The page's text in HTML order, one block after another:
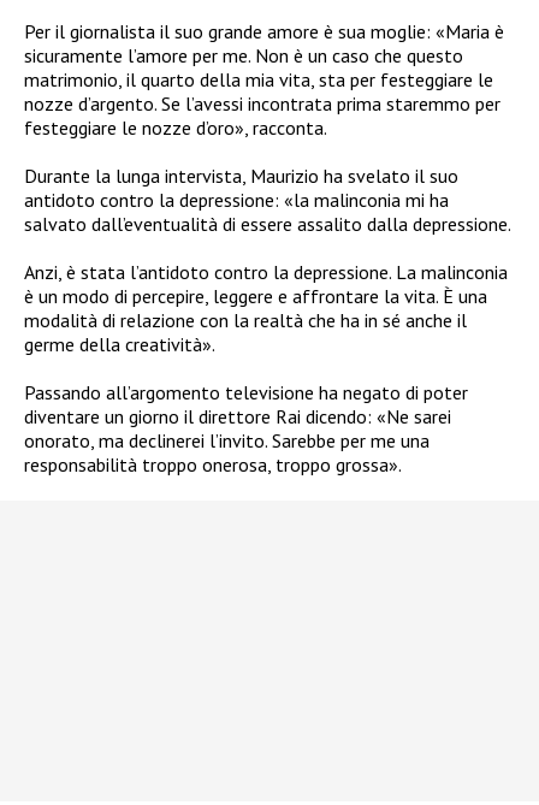
Per il giornalista il suo grande amore è sua moglie: «Maria è
sicuramente l’amore per me. Non è un caso che questo
matrimonio, il quarto della mia vita, sta per festeggiare le
nozze d’argento. Se l’avessi incontrata prima staremmo per
festeggiare le nozze d’oro», racconta.
Durante la lunga intervista, Maurizio ha svelato il suo
antidoto contro la depressione: «la malinconia mi ha
salvato dall’eventualità di essere assalito dalla depressione.
Anzi, è stata l’antidoto contro la depressione. La malinconia
è un modo di percepire, leggere e affrontare la vita. È una
modalità di relazione con la realtà che ha in sé anche il
germe della creatività».
Passando all’argomento televisione ha negato di poter
diventare un giorno il direttore Rai dicendo: «Ne sarei
onorato, ma declinerei l’invito. Sarebbe per me una
responsabilità troppo onerosa, troppo grossa».